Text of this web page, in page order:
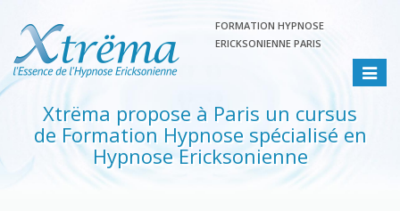
FORMATION HYPNOSE
ERICKSONIENNE PARIS
Toggle
Xtrëma propose à Paris un cursus
de Formation Hypnose spécialisé en
Hypnose Ericksonienne